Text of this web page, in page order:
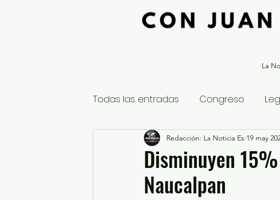
La
Todas las entradas Congreso
Nacional Estatal
Educación y Cultura Seguridad y
Disminuyen
Naucalpan
Redacción: La Noticia Es 19 may